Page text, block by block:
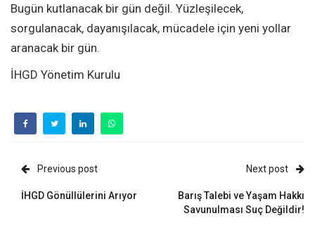
Bugün kutlanacak bir gün değil. Yüzleşilecek,
sorgulanacak, dayanışılacak, mücadele için yeni yollar
aranacak bir gün.
İHGD Yönetim Kurulu
Previous post
İHGD Gönüllülerini Arıyor
Next post
Barış Talebi ve Yaşam Hakkı
Savunulması Suç Değildir!